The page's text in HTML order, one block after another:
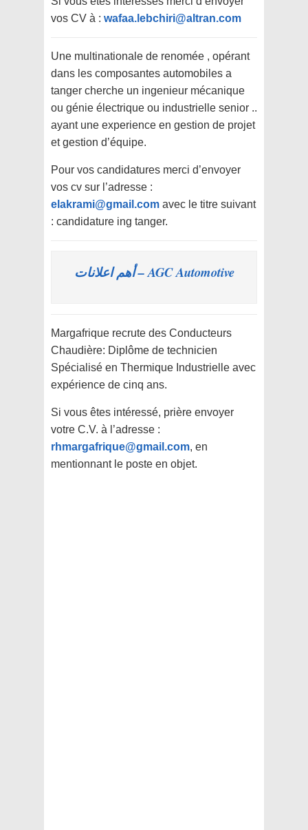
vos CV à : wafaa.lebchiri@altran.com
Une multinationale de renomée , opérant
dans les composantes automobiles a
tanger cherche un ingenieur mécanique
ou génie électrique ou industrielle senior ..
ayant une experience en gestion de projet
et gestion d’équipe.
Pour vos candidatures merci d’envoyer
vos cv sur l’adresse :
elakrami@gmail.com avec le titre suivant
: candidature ing tanger.
AGC Automotive – أهم اعلانات
Margafrique recrute des Conducteurs
Chaudière: Diplôme de technicien
Spécialisé en Thermique Industrielle avec
expérience de cinq ans.
Si vous êtes intéressé, prière envoyer
votre C.V. à l’adresse :
rhmargafrique@gmail.com, en
mentionnant le poste en objet.